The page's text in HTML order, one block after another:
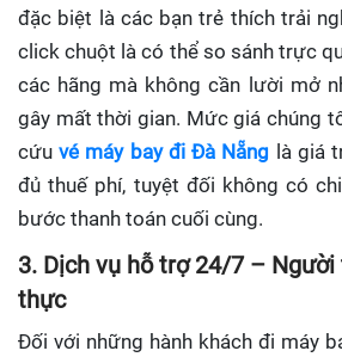
đặc biệt là các bạn trẻ thích trải
click chuột là có thể so sánh trực
các hãng mà không cần lười mở
gây mất thời gian. Mức giá chúng
cứu vé máy bay đi Đà Nẵng là giá
đủ thuế phí, tuyệt đối không có
bước thanh toán cuối cùng.
3. Dịch vụ hỗ trợ 24/7 –
thực
Đối với những hành khách đi máy